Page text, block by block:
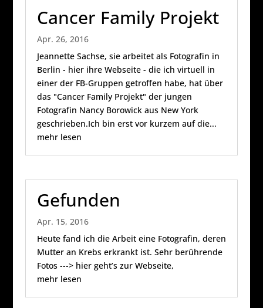
Cancer Family Projekt
Apr. 26, 2016
Jeannette Sachse, sie arbeitet als Fotografin in
Berlin - hier ihre Webseite - die ich virtuell in
einer der FB-Gruppen getroffen habe, hat über
das "Cancer Family Projekt" der jungen
Fotografin Nancy Borowick aus New York
geschrieben.Ich bin erst vor kurzem auf die...
mehr lesen
Gefunden
Apr. 15, 2016
Heute fand ich die Arbeit eine Fotografin, deren
Mutter an Krebs erkrankt ist. Sehr berührende
Fotos ---> hier geht’s zur Webseite,
mehr lesen